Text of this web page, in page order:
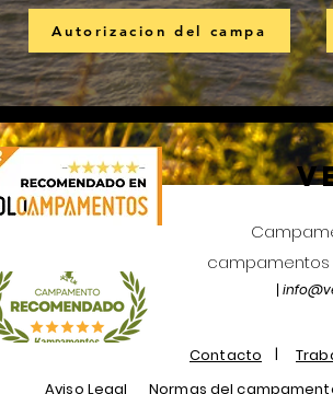
Autorizacion del campa
campamentos
Contacto |
Aviso Legal
Normas del